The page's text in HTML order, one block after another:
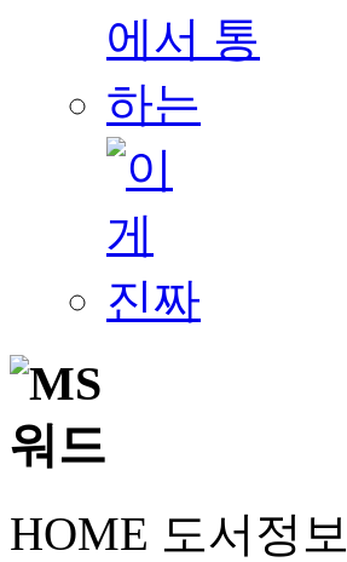
HOME 도서정보